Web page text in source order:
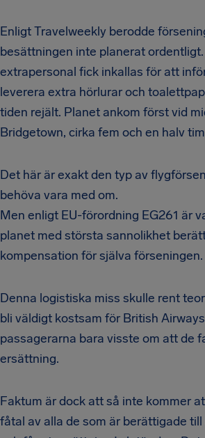
Enligt Travelweekly berodde
besättningen inte planerat
extrapersonal fick inkallas för att
leverera extra hörlurar och
tiden rejält. Planet ankom först vid
Bridgetown, cirka fem och en halv
Det här är exakt den typ av
behöva vara med om.
Men enligt EU-förordning EG261 är
planet med största sannolikhet
kompensation för själva förseningen.
Denna logistiska miss skulle rent
bli väldigt kostsam för British
passagerarna bara visste om att de
ersättning.
Faktum är dock att så inte kommer
fåtal av alla de som är berättigade